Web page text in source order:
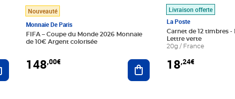
Ajouter au panier
Nouveauté
Monnaie De Paris
FIFA – Coupe du Monde 2026 Monnaie
de 10€ Argent colorisée
148,00€ Ajouter au panier
Livraison offerte
La Poste
Carnet de 12 timbres -
Lettre verte
20g / France
18,24€